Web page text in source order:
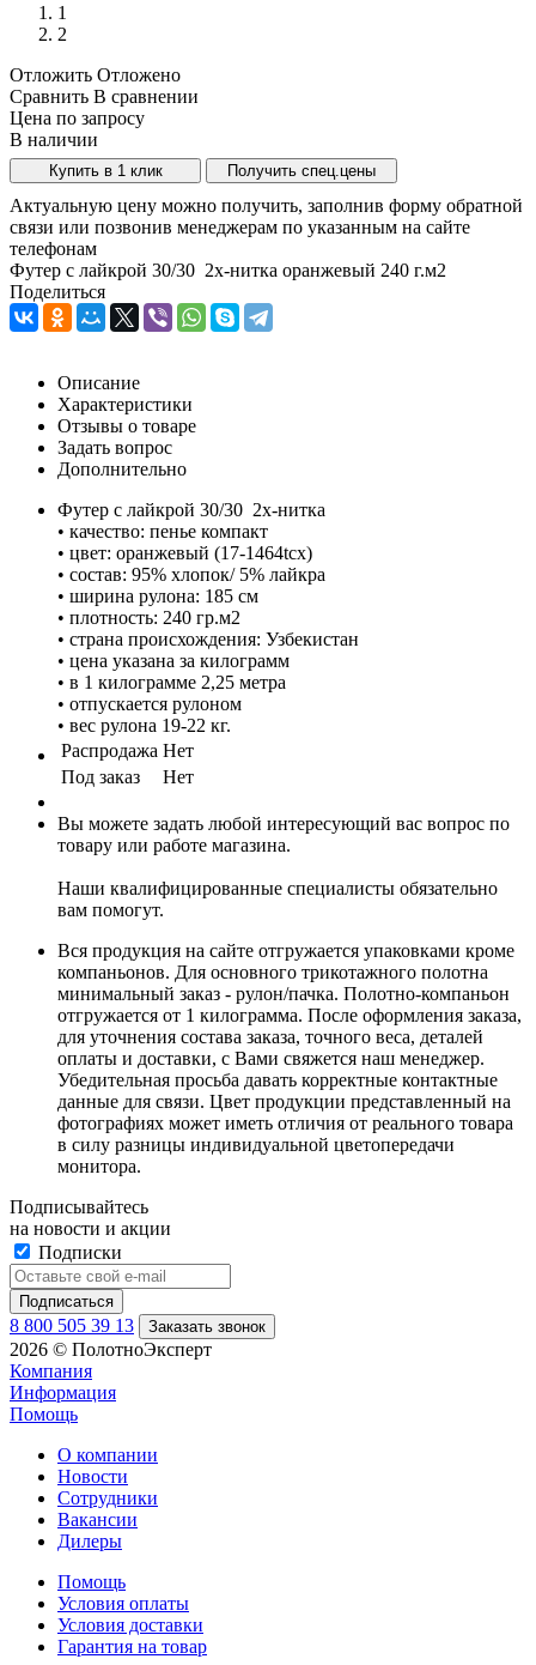
1
2
Отложить Отложено
Сравнить В сравнении
Цена по запросу
В наличии
Купить в 1 клик Получить спец.цены
Актуальную цену можно получить, заполнив форму обратной
связи или позвонив менеджерам по указанным на сайте
телефонам
Футер с лайкрой 30/30 2х-нитка оранжевый 240 г.м2
Поделиться
Описание
Характеристики
Отзывы о товаре
Задать вопрос
Дополнительно
Футер с лайкрой 30/30 2х-нитка
• качество: пенье компакт
• цвет: оранжевый (17-1464tcx)
• состав: 95% хлопок/ 5% лайкра
• ширина рулона: 185 см
• плотность: 240 гр.м2
• страна происхождения: Узбекистан
• цена указана за килограмм
• в 1 килограмме 2,25 метра
• отпускается рулоном
• вес рулона 19-22 кг.
Распродажа Нет
Под заказ
Нет
Вы можете задать любой интересующий вас вопрос по
товару или работе магазина.
Наши квалифицированные специалисты обязательно
вам помогут.
Вся продукция на сайте отгружается упаковками кроме
компаньонов. Для основного трикотажного полотна
минимальный заказ - рулон/пачка. Полотно-компаньон
отгружается от 1 килограмма. После оформления заказа,
для уточнения состава заказа, точного веса, деталей
оплаты и доставки, с Вами свяжется наш менеджер.
Убедительная просьба давать корректные контактные
данные для связи. Цвет продукции представленный на
фотографиях может иметь отличия от реального товара
в силу разницы индивидуальной цветопередачи
монитора.
Подписывайтесь
на новости и акции
Подписки
8 800 505 39 13 Заказать звонок
2026 © ПолотноЭксперт
Компания
Информация
Помощь
О компании
Новости
Сотрудники
Вакансии
Дилеры
Помощь
Условия оплаты
Условия доставки
Гарантия на товар